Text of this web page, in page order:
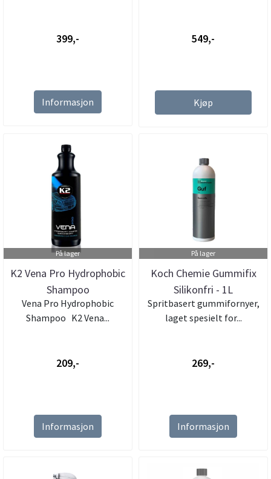
399,-
Informasjon
549,-
Kjøp
På lager
K2 Vena Pro Hydrophobic
Shampoo
Vena Pro Hydrophobic
Shampoo K2 Vena...
209,-
Informasjon
På lager
Koch Chemie Gummifix
Silikonfri - 1L
Spritbasert gummifornyer,
laget spesielt for...
269,-
Informasjon